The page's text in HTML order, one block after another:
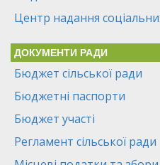
Центр надання
ДОКУМЕНТИ РАДИ
Бюджет сільської ради
Бюджетні паспорти
Бюджет участі
Регламент сільської ради